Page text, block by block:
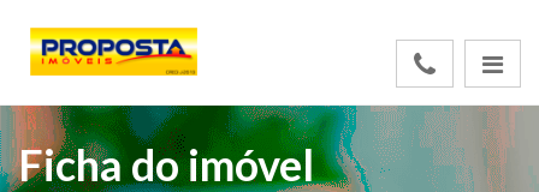
Ficha do imóvel